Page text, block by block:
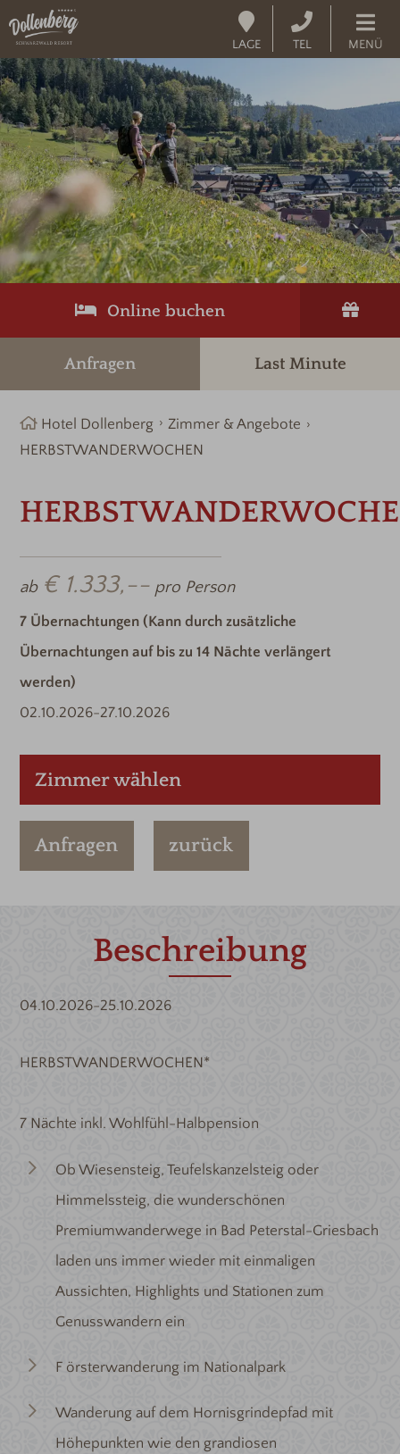
LAGE TEL MENÜ
Online buchen
Anfragen Last Minute
Hotel Dollenberg
Zimmer & Angebote
HERBSTWANDERWOCHEN
ab € 1.333,-- pro Person
7 Übernachtungen (Kann durch zusätzliche
Übernachtungen auf bis zu 14 Nächte verlängert
werden)
02.10.2026-27.10.2026
Zimmer wählen
Anfragen zurück
Beschreibung
04.10.2026-25.10.2026
HERBSTWANDERWOCHEN*
7 Nächte inkl. Wohlfühl-Halbpension
Ob Wiesensteig, Teufelskanzelsteig oder
Himmelssteig, die wunderschönen
Premiumwanderwege in Bad Peterstal-Griesbach
laden uns immer wieder mit einmaligen
Aussichten, Highlights und Stationen zum
Genusswandern ein
F örsterwanderung im Nationalpark
Wanderung auf dem Hornisgrindepfad mit
Höhepunkten wie den grandiosen